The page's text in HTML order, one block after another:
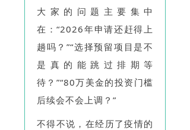
大家的问题主要集中
在：“2026年申请还赶得上
趟吗？”“选择预留项目是不
是真的能跳过排期等
待？”“80万美金的投资门槛
后续会不会上调？”
不得不说，在经历了疫情的